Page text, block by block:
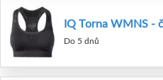
IQ Torna WMNS -
Do 5 dnů